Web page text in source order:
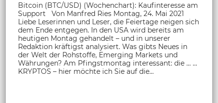
Bitcoin (BTC/USD) (Wochenchart): Kaufinteresse am
Support Von Manfred Ries Montag, 24. Mai 2021
Liebe Leserinnen und Leser, die Feiertage neigen sich
dem Ende entgegen. In den USA wird bereits am
heutigen Montag gehandelt – und in unserer
Redaktion kräftigst analysiert. Was gibts Neues in
der Welt der Rohstoffe, Emerging Markets und
Währungen? Am Pfingstmontag interessant: die … …
KRYPTOS – hier möchte ich Sie auf die...